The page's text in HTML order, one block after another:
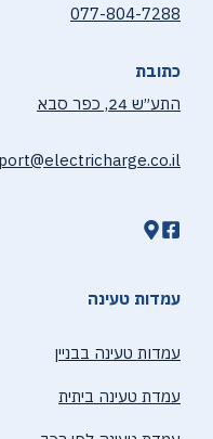
077-804-7288
כתובת
התע״ש 24, כפר סבא
עמדות טעינה
עמדות טעינה בבניין
עמדת טעינה ביתית